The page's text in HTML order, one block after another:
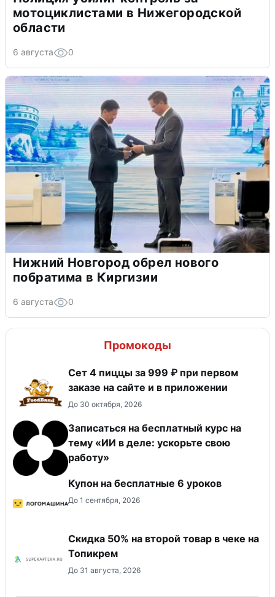
мотоциклистами в Нижегородской
области
6 августа 0
Нижний Новгород обрел нового
побратима в Киргизии
6 августа 0
Промокоды
Сет 4 пиццы за 999 ₽ при первом
заказе на сайте и в приложении
До 30 октября, 2026
Записаться на бесплатный курс на
тему «ИИ в деле: ускорьте свою
работу»
Купон на бесплатные 6 уроков
До 1 сентября, 2026
Скидка 50% на второй товар в чеке на
Топикрем
До 31 августа, 2026